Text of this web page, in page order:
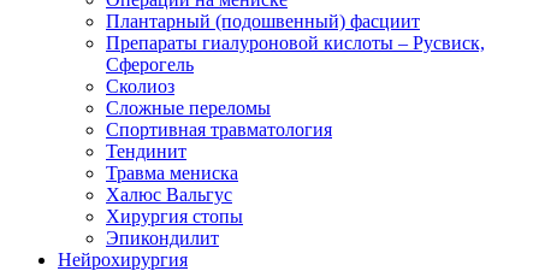
Плантарный (подошвенный) фасциит
Препараты гиалуроновой кислоты – Русвиск,
Сферогель
Сколиоз
Сложные переломы
Спортивная травматология
Тендинит
Травма мениска
Халюс Вальгус
Хирургия стопы
Эпикондилит
Нейрохирургия